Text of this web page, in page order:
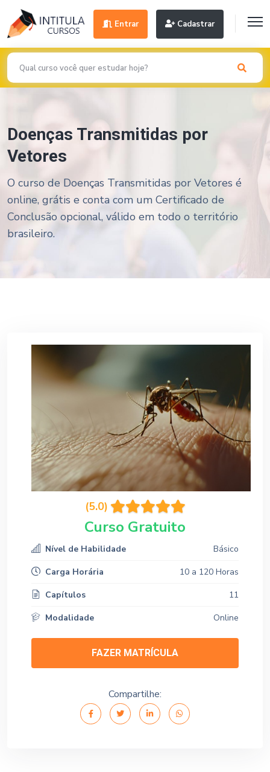
Entrar Cadastrar
Doenças Transmitidas por
Vetores
O curso de Doenças Transmitidas por Vetores é
online, grátis e conta com um Certificado de
Conclusão opcional, válido em todo o território
brasileiro.
(5.0)
Curso Gratuito
Nível de Habilidade
Básico
Carga Horária
10 a 120 Horas
Capítulos
11
Modalidade
Online
FAZER MATRÍCULA
Compartilhe: